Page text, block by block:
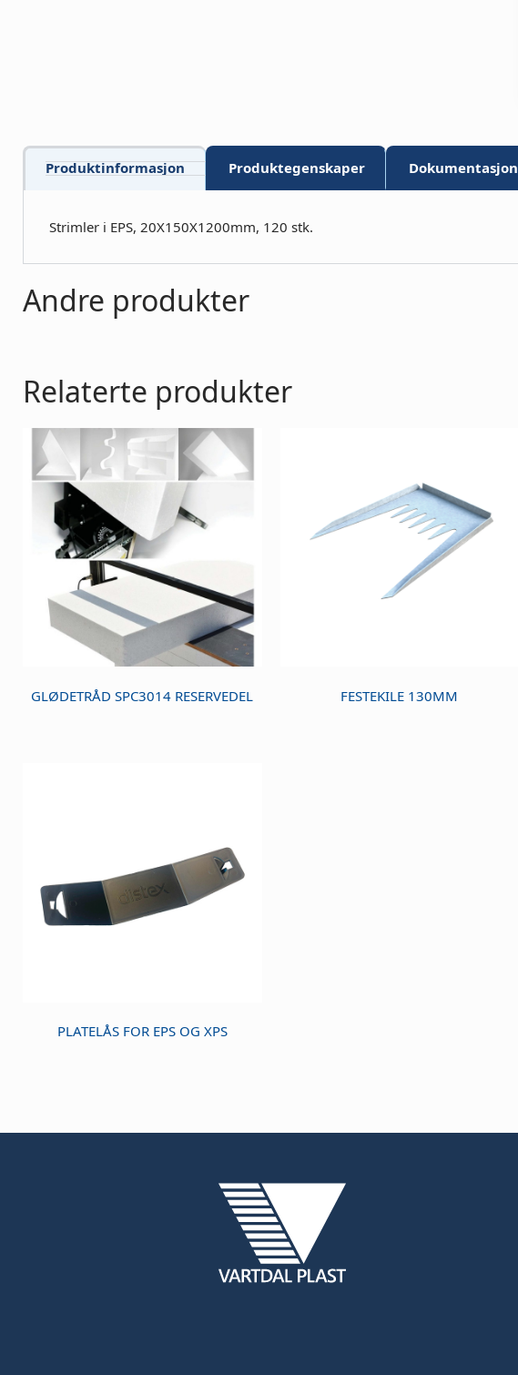
Produktinformasjon Produktegenskaper Dokumentasjon
Strimler i EPS, 20X150X1200mm, 120 stk.
Andre produkter
Relaterte produkter
GLØDETRÅD SPC3014 RESERVEDEL FESTEKILE 130MM
PLATELÅS FOR EPS OG XPS